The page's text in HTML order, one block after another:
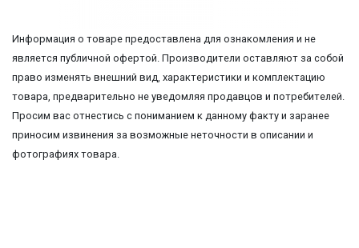
Информация о товаре предоставлена для ознакомления и не
является публичной офертой. Производители оставляют за собой
право изменять внешний вид, характеристики и комплектацию
товара, предварительно не уведомляя продавцов и потребителей.
Просим вас отнестись с пониманием к данному факту и заранее
приносим извинения за возможные неточности в описании и
фотографиях товара.